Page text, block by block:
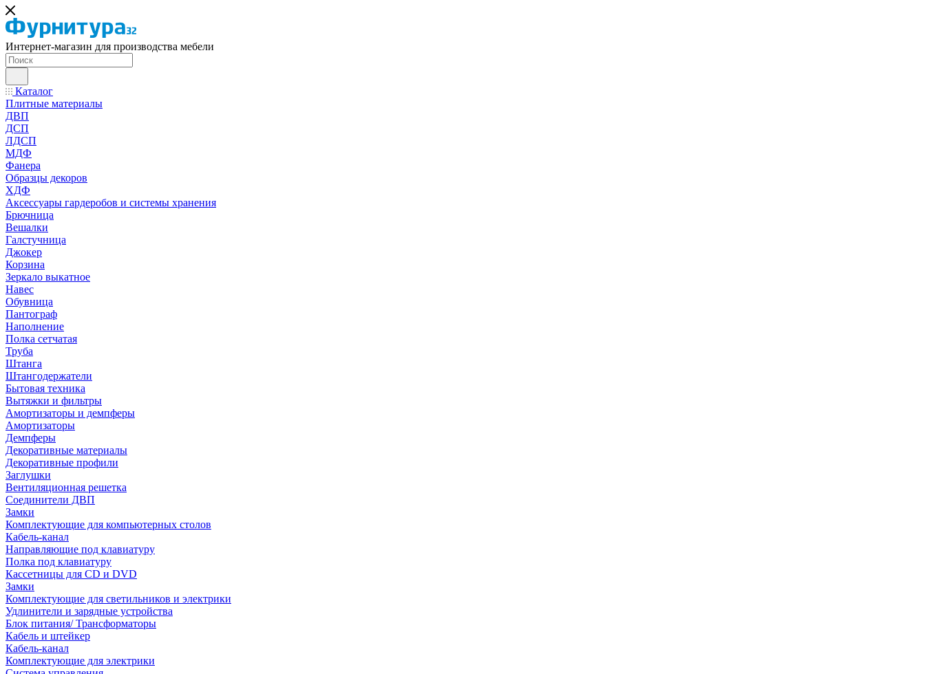
Интернет-магазин для производства мебели
Каталог
Плитные материалы
ДВП
ДСП
ЛДСП
МДФ
Фанера
Образцы декоров
ХДФ
Аксессуары гардеробов и системы хранения
Брючница
Вешалки
Галстучница
Джокер
Корзина
Зеркало выкатное
Навес
Обувница
Пантограф
Наполнение
Полка сетчатая
Труба
Штанга
Штангодержатели
Бытовая техника
Вытяжки и фильтры
Амортизаторы и демпферы
Амортизаторы
Демпферы
Декоративные материалы
Декоративные профили
Заглушки
Вентиляционная решетка
Соединители ДВП
Замки
Комплектующие для компьютерных столов
Кабель-канал
Направляющие под клавиатуру
Полка под клавиатуру
Кассетницы для CD и DVD
Замки
Комплектующие для светильников и электрики
Удлинители и зарядные устройства
Блок питания/ Трансформаторы
Кабель и штейкер
Кабель-канал
Комплектующие для электрики